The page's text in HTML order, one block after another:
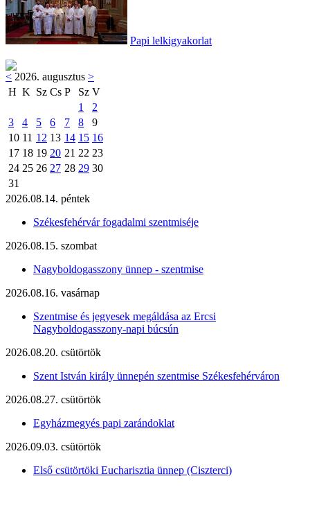
Papi lelkigyakorlat
< 2026. augusztus >
H K Sz Cs P Sz V
1
2
3
4 5 6 7 8
9
10 11 12 13 14 15 16
17 18 19 20 21 22 23
24 25 26 27 28 29 30
31
2026.08.14. péntek
Székesfehérvár fogadalmi szentmiséje
2026.08.15. szombat
Nagyboldogasszony ünnep - szentmise
2026.08.16. vasárnap
Szentmise és jegyesek megáldása az Ercsi
Nagyboldogasszony-napi búcsún
2026.08.20. csütörtök
Szent István király ünnepén szentmise Székesfehérváron
2026.08.27. csütörtök
Egyházmegyés papi zarándoklat
2026.09.03. csütörtök
Első csütörtöki Eucharisztia ünnep (Ciszterci)